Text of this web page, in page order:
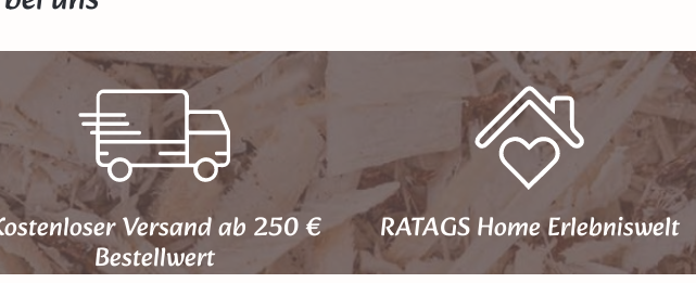
Versand ab 250 €
Bestellwert
RATAGS Home Erlebniswelt